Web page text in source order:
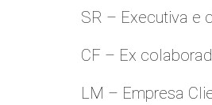
SR – Executiva e
CF – Ex
LM – Empresa